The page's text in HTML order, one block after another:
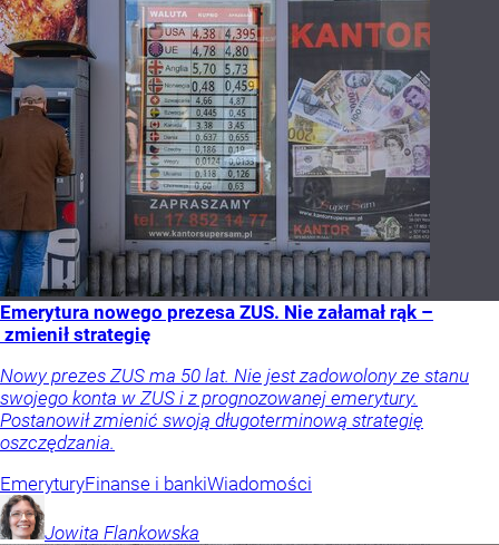
Emerytura nowego prezesa ZUS. Nie załamał rąk –
zmienił strategię
Nowy prezes ZUS ma 50 lat. Nie jest zadowolony ze stanu
swojego konta w ZUS i z prognozowanej emerytury.
Postanowił zmienić swoją długoterminową strategię
oszczędzania.
EmeryturyFinanse i bankiWiadomości
Jowita Flankowska